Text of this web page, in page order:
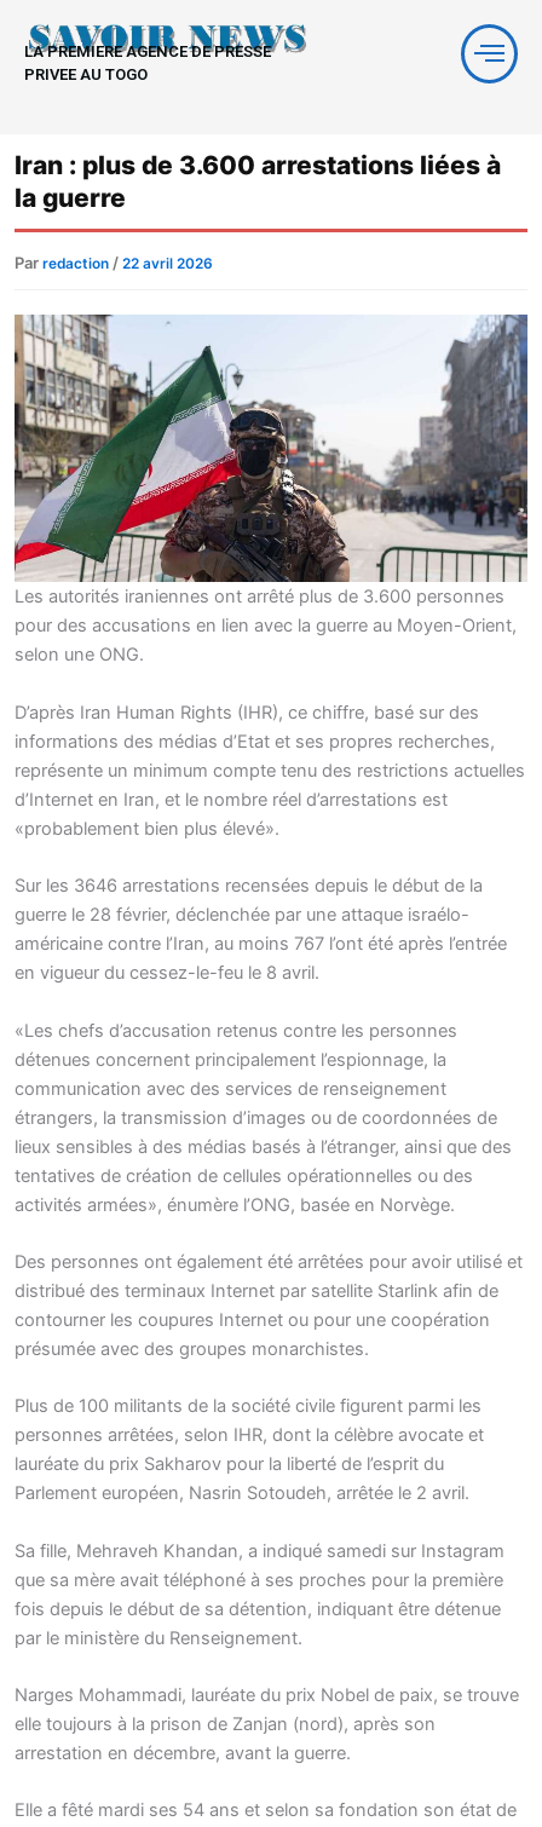
contenu
LA PREMIERE AGENCE DE PRESSE
PRIVEE AU TOGO
Iran : plus de 3.600 arrestations liées à
la guerre
Par redaction / 22 avril 2026
Les autorités iraniennes ont arrêté plus de 3.600 personnes
pour des accusations en lien avec la guerre au Moyen-Orient,
selon une ONG.
D’après Iran Human Rights (IHR), ce chiffre, basé sur des
informations des médias d’Etat et ses propres recherches,
représente un minimum compte tenu des restrictions actuelles
d’Internet en Iran, et le nombre réel d’arrestations est
«probablement bien plus élevé».
Sur les 3646 arrestations recensées depuis le début de la
guerre le 28 février, déclenchée par une attaque israélo-
américaine contre l’Iran, au moins 767 l’ont été après l’entrée
en vigueur du cessez-le-feu le 8 avril.
«Les chefs d’accusation retenus contre les personnes
détenues concernent principalement l’espionnage, la
communication avec des services de renseignement
étrangers, la transmission d’images ou de coordonnées de
lieux sensibles à des médias basés à l’étranger, ainsi que des
tentatives de création de cellules opérationnelles ou des
activités armées», énumère l’ONG, basée en Norvège.
Des personnes ont également été arrêtées pour avoir utilisé et
distribué des terminaux Internet par satellite Starlink afin de
contourner les coupures Internet ou pour une coopération
présumée avec des groupes monarchistes.
Plus de 100 militants de la société civile figurent parmi les
personnes arrêtées, selon IHR, dont la célèbre avocate et
lauréate du prix Sakharov pour la liberté de l’esprit du
Parlement européen, Nasrin Sotoudeh, arrêtée le 2 avril.
Sa fille, Mehraveh Khandan, a indiqué samedi sur Instagram
que sa mère avait téléphoné à ses proches pour la première
fois depuis le début de sa détention, indiquant être détenue
par le ministère du Renseignement.
Narges Mohammadi, lauréate du prix Nobel de paix, se trouve
elle toujours à la prison de Zanjan (nord), après son
arrestation en décembre, avant la guerre.
Elle a fêté mardi ses 54 ans et selon sa fondation son état de